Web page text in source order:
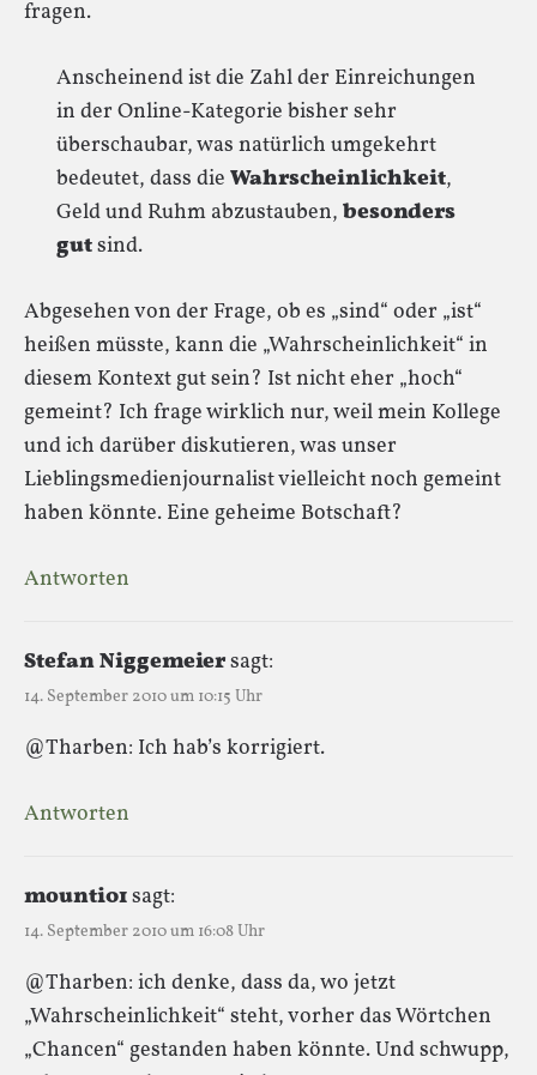
fragen.
Anscheinend ist die Zahl der Einreichungen
in der Online-Kategorie bisher sehr
überschaubar, was natürlich umgekehrt
bedeutet, dass die Wahrscheinlichkeit,
Geld und Ruhm abzustauben, besonders
gutsind.
Abgesehen von der Frage, ob es „sind“ oder „ist“
heißen müsste, kann die „Wahrscheinlichkeit“ in
diesem Kontext gut sein? Ist nicht eher „hoch“
gemeint? Ich frage wirklich nur, weil mein Kollege
und ich darüber diskutieren, was unser
Lieblingsmedienjournalist vielleicht noch gemeint
haben könnte. Eine geheime Botschaft?
Antworten
Stefan Niggemeiersagt:
14. September 2010 um 10:15 Uhr
@Tharben: Ich hab’s korrigiert.
Antworten
mounti01sagt:
14. September 2010 um 16:08 Uhr
@Tharben: ich denke, dass da, wo jetzt
„Wahrscheinlichkeit“ steht, vorher das Wörtchen
„Chancen“ gestanden haben könnte. Und schwupp,